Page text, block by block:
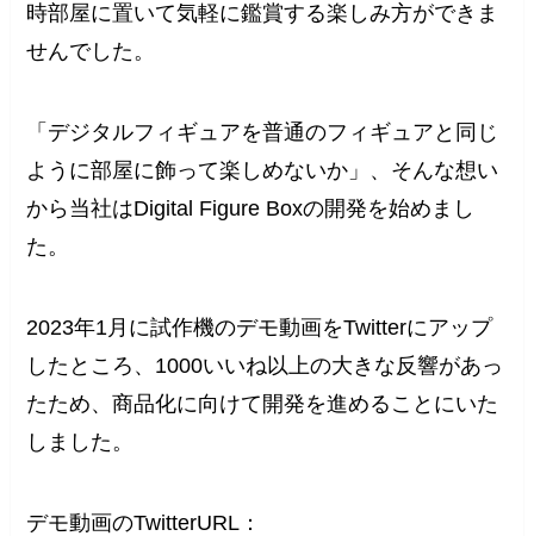
時部屋に置いて気軽に鑑賞する楽しみ方ができま
せんでした。
「デジタルフィギュアを普通のフィギュアと同じ
ように部屋に飾って楽しめないか」、そんな想い
から当社はDigital Figure Boxの開発を始めまし
た。
2023年1月に試作機のデモ動画をTwitterにアップ
したところ、1000いいね以上の大きな反響があっ
たため、商品化に向けて開発を進めることにいた
しました。
デモ動画のTwitterURL：